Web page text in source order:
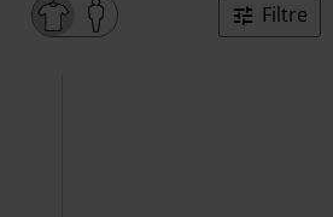
Filtre